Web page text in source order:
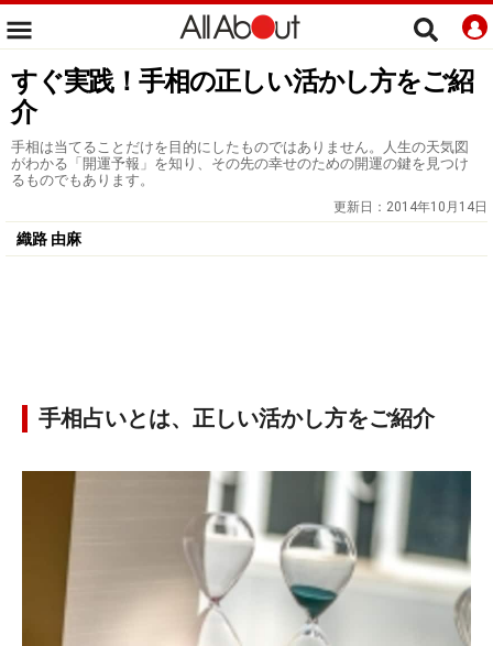
すぐ実践！手相の正しい活かし方をご紹
介
手相は当てることだけを目的にしたものではありません。人生の天気図
がわかる「開運予報」を知り、その先の幸せのための開運の鍵を見つけ
るものでもあります。
更新日： 2014年10月14日
織路 由麻
手相占いとは、正しい活かし方をご紹介